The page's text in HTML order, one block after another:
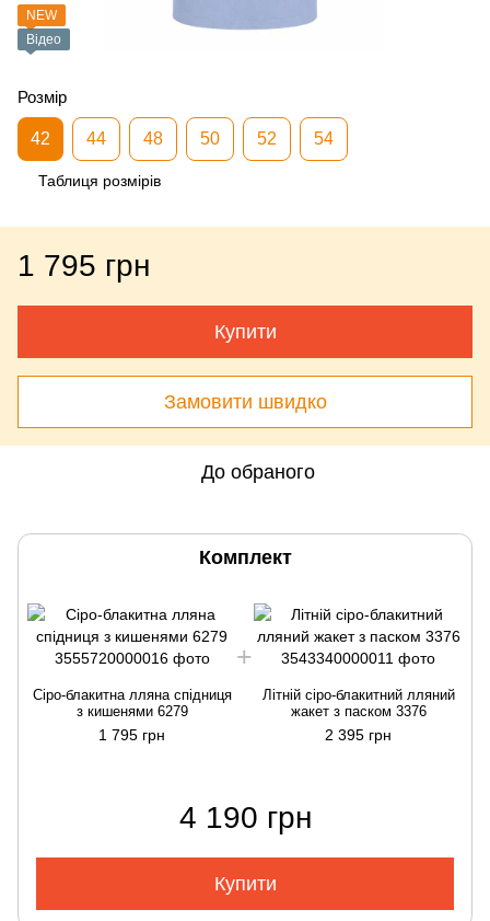
NEW
Відео
Розмір
42 44 48 50 52 54
Таблиця розмірів
1 795 грн
Купити
Замовити швидко
До обраного
Комплект
Сіро-блакитна лляна спідниця
з кишенями 6279
1 795 грн
Літній сіро-блакитний лляний
жакет з паском 3376
2 395 грн
4 190 грн
Купити